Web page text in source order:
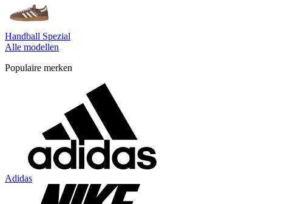
Handball Spezial
Alle modellen
Populaire merken
Adidas